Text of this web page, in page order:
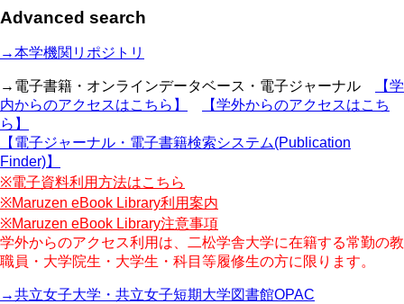
Advanced search
→本学機関リポジトリ
→電子書籍・オンラインデータベース・電子ジャーナル
【学
内からのアクセスはこちら】
【学外からのアクセスはこち
ら】
【電子ジャーナル・電子書籍検索システム(Publication
Finder)】
※電子資料利用方法はこちら
※Maruzen eBook Library利用案内
※Maruzen eBook Library注意事項
学外からのアクセス利用は、二松学舎大学に在籍する常勤の教
職員・大学院生・大学生・科目等履修生の方に限ります。
→共立女子大学・共立女子短期大学図書館OPAC